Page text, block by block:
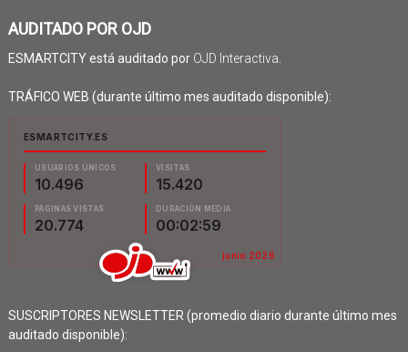
AUDITADO POR OJD
ESMARTCITY está auditado por OJD Interactiva
TRÁFICO WEB (durante último mes auditado disponible):
SUSCRIPTORES NEWSLETTER (promedio diario durante último mes
auditado disponible):